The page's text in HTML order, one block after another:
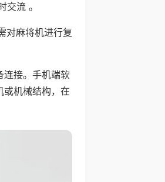
流 。
对麻将机进行复
连接。手机端软
或机械结构，在